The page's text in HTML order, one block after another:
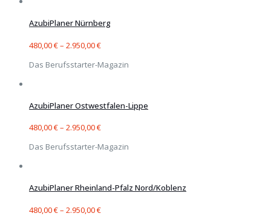
AzubiPlaner Nürnberg
480,00€– 2.950,00€
Das Berufsstarter-Magazin
AzubiPlaner Ostwestfalen-Lippe
480,00€– 2.950,00€
Das Berufsstarter-Magazin
AzubiPlaner Rheinland-Pfalz Nord/Koblenz
480,00€– 2.950,00€